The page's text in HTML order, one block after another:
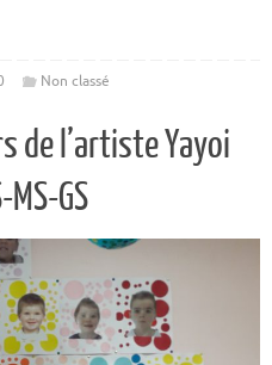
Non classé
de l’artiste Yayoi
GS